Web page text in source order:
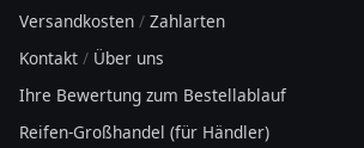
Versandkosten / Zahlarten
Kontakt / Über uns
Ihre Bewertung zum Bestellablauf
Reifen-Großhandel (für Händler)